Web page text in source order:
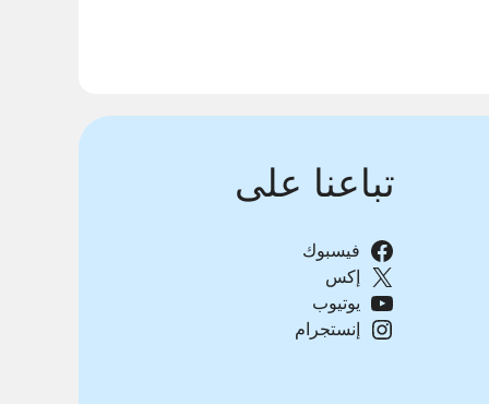
تباعنا على
فيسبوك
إكس
يوتيوب
إنستجرام